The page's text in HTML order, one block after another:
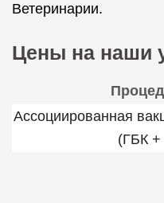
Ветеринарии.
Цены на наши
Ассоциированная
(ГБК